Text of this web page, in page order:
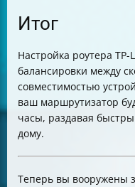
Итог
Настройка роутера
балансировки между
совместимостью
ваш маршрутизатор
часы, раздавая
дому.
Теперь вы вооружены